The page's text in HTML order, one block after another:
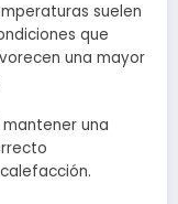
suelen
que
una mayor
una